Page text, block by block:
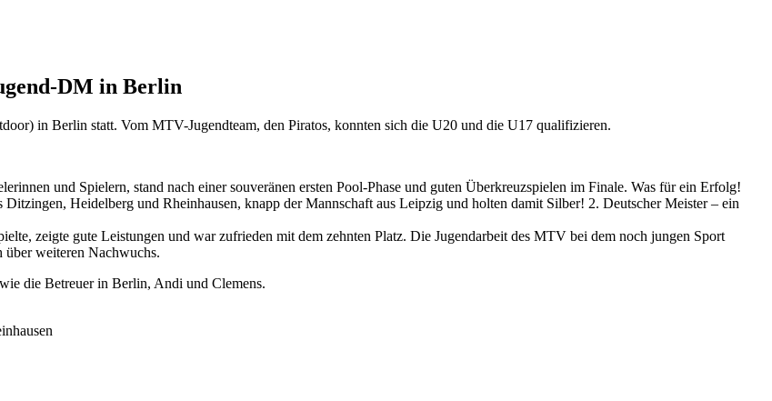
DM in Berlin
in Berlin statt. Vom MTV-Jugendteam, den Piratos, konnten sich die U20 und die U17 qualifizieren.
und Spielern, stand nach einer souveränen ersten Pool-Phase und guten Überkreuzspielen im Finale. Was für ein Erfolg!
Heidelberg und Rheinhausen, knapp der Mannschaft aus Leipzig und holten damit Silber! 2. Deutscher Meister – ein
zeigte gute Leistungen und war zufrieden mit dem zehnten Platz. Die Jugendarbeit des MTV bei dem noch jungen Sport
über weiteren Nachwuchs.
die Betreuer in Berlin, Andi und Clemens.